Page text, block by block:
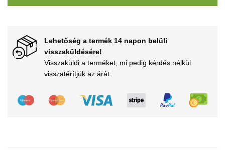
Lehetőség a termék 14 napon belüli
visszaküldésére!
Visszaküldi a terméket, mi pedig kérdés nélkül
visszatérítjük az árát.